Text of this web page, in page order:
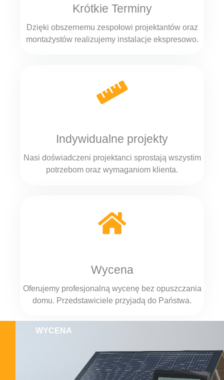
Krótkie Terminy
Dzięki obszernemu zespołowi projektantów oraz
montażystów realizujemy instalacje ekspresowo.
Indywidualne projekty
Nasi doświadczeni projektanci sprostają wszystim
potrzebom oraz wymaganiom klienta.
Wycena
Oferujemy profesjonalną wycenę bez opuszczania
domu. Przedstawiciele przyjadą do Państwa.
WYCENA